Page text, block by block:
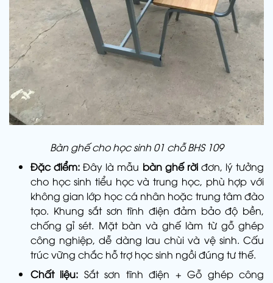
Bàn ghế cho học sinh 01 chỗ BHS 109
Đặc điểm:Đây là mẫu bàn ghế rờiđơn, lý tưởng
cho học sinh tiểu học và trung học, phù hợp với
không gian lớp học cá nhân hoặc trung tâm đào
tạo. Khung sắt sơn tĩnh điện đảm bảo độ bền,
chống gỉ sét. Mặt bàn và ghế làm từ gỗ ghép
công nghiệp, dễ dàng lau chùi và vệ sinh. Cấu
trúc vững chắc hỗ trợ học sinh ngồi đúng tư thế.
Chất liệu: Sắt sơn tĩnh điện + Gỗ ghép công